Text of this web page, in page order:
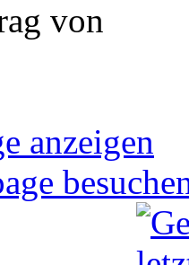
von
anzeigen